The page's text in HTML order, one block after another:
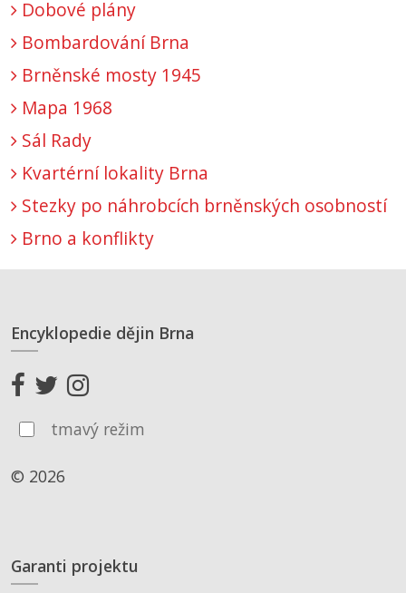
Dobové plány
Bombardování Brna
Brněnské mosty 1945
Mapa 1968
Sál Rady
Kvartérní lokality Brna
Stezky po náhrobcích brněnských osobností
Brno a konflikty
Encyklopedie dějin Brna
tmavý režim
© 2026
Garanti projektu